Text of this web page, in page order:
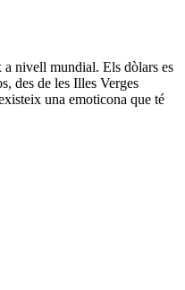
nivell mundial. Els dòlars es
des de les Illes Verges
una emoticona que té